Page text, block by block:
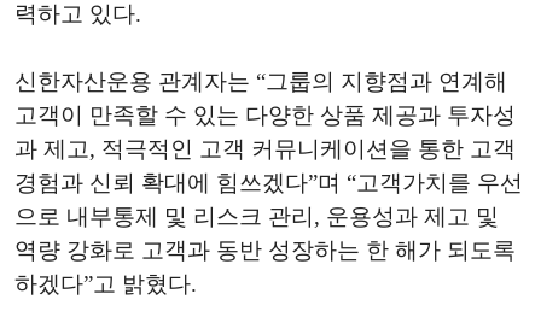
력하고 있다.
신한자산운용 관계자는 “그룹의 지향점과 연계해
고객이 만족할 수 있는 다양한 상품 제공과 투자성
과 제고, 적극적인 고객 커뮤니케이션을 통한 고객
경험과 신뢰 확대에 힘쓰겠다”며 “고객가치를 우선
으로 내부통제 및 리스크 관리, 운용성과 제고 및
역량 강화로 고객과 동반 성장하는 한 해가 되도록
하겠다”고 밝혔다.